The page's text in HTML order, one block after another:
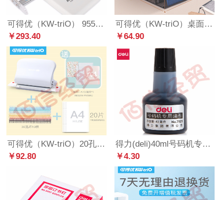
可得优（KW-triO） 9551重型省力单孔打孔机办公打孔器可调进纸深度锋利刀头300页穿孔 打孔【300页】
￥293.40
可得优（KW-triO）桌面收纳金属组合式分层收纳文件框文件筐文件架文件座/文具座资料架 四列 免安装ZW-06
￥64.90
可得优（KW-triO）20孔26孔30孔多孔打孔机装订活页本打孔器打孔机手账打洞器 打孔器+30孔环套组*10【A4】99H5
￥92.80
得力(deli)40ml号码机专用油墨 黑色
￥4.30